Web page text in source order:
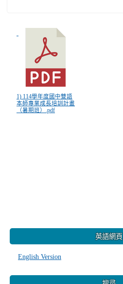
1) 114學年度國中雙語
本師專業成長培訓計畫
（暑期班）.pdf
英語網頁
English Version